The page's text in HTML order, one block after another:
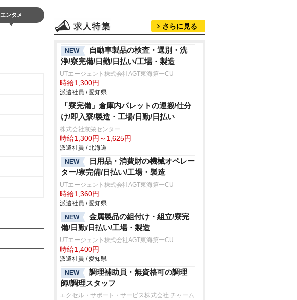
エンタメ
さらに見る
NEW
自動車製品の検査・選別・洗
浄/寮完備/日勤/日払い/工場・製造
UTエージェント株式会社AGT東海第一CU
時給1,300円
派遣社員 / 愛知県
「寮完備」倉庫内パレットの運搬/仕分
け/即入寮/製造・工場/日勤/日払い
株式会社京栄センター
時給1,300円～1,625円
派遣社員 / 北海道
NEW
日用品・消費財の機械オペレー
ター/寮完備/日払い/工場・製造
UTエージェント株式会社AGT東海第一CU
時給1,360円
派遣社員 / 愛知県
NEW
金属製品の組付け・組立/寮完
備/日勤/日払い/工場・製造
UTエージェント株式会社AGT東海第一CU
時給1,400円
派遣社員 / 愛知県
NEW
調理補助員・無資格可の調理
師/調理スタッフ
エクセル・サポート・サービス株式会社 チャーム